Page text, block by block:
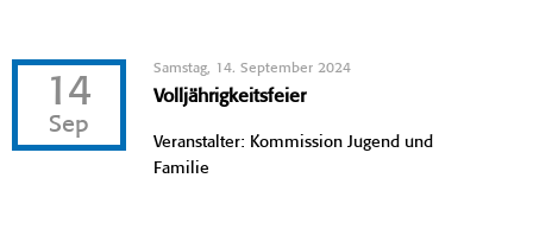
14
Sep
Samstag, 14. September 2024
Volljährigkeitsfeier
Veranstalter: Kommission Jugend und
Familie